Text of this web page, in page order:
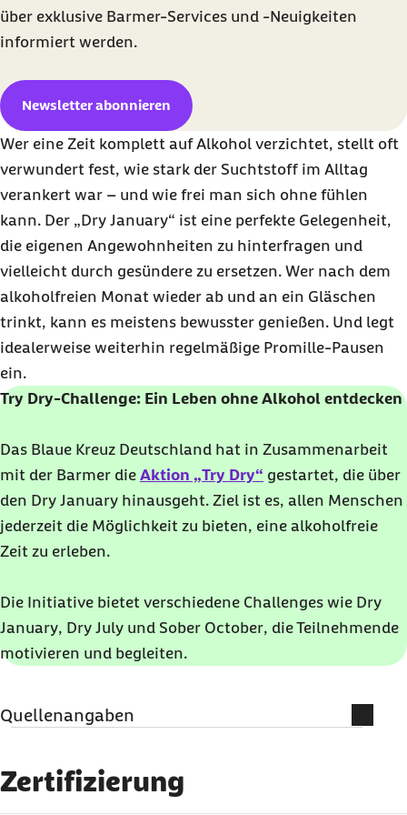
über exklusive Barmer-Services und -Neuigkeiten
informiert werden.
Newsletter abonnieren
Wer eine Zeit komplett auf Alkohol verzichtet, stellt oft
verwundert fest, wie stark der Suchtstoff im Alltag
verankert war – und wie frei man sich ohne fühlen
kann. Der „Dry January“ ist eine perfekte Gelegenheit,
die eigenen Angewohnheiten zu hinterfragen und
vielleicht durch gesündere zu ersetzen. Wer nach dem
alkoholfreien Monat wieder ab und an ein Gläschen
trinkt, kann es meistens bewusster genießen. Und legt
idealerweise weiterhin regelmäßige Promille-Pausen
ein.
Try Dry-Challenge: Ein Leben ohne Alkohol entdecken
Das Blaue Kreuz Deutschland hat in Zusammenarbeit
mit der Barmer die Aktion „Try Dry“ gestartet, die über
den Dry January hinausgeht. Ziel ist es, allen Menschen
jederzeit die Möglichkeit zu bieten, eine alkoholfreie
Zeit zu erleben.
Die Initiative bietet verschiedene Challenges wie Dry
January, Dry July und Sober October, die Teilnehmende
motivieren und begleiten.
Quellenangaben
Informationen
Zertifizierung